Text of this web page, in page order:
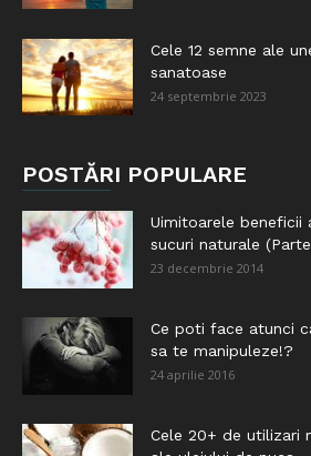
Cele 12 semne ale
sanatoase
24 septembrie 2023
POSTĂRI POPULARE
Uimitoarele beneficii
sucuri naturale
23 decembrie 2014
Ce poti face atunci
sa te manipuleze!?
24 aprilie 2016
Cele 20+ de utilizari